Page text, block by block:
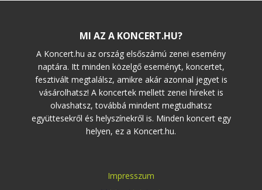
MI AZ A KONCERT.HU?
A Koncert.hu az ország elsőszámú zenei esemény
naptára. Itt minden közelgő eseményt, koncertet,
fesztivált megtalálsz, amikre akár azonnal jegyet is
vásárolhatsz! A koncertek mellett zenei híreket is
olvashatsz, továbbá mindent megtudhatsz
együttesekről és helyszínekről is. Minden koncert egy
helyen, ez a Koncert.hu.
Impresszum